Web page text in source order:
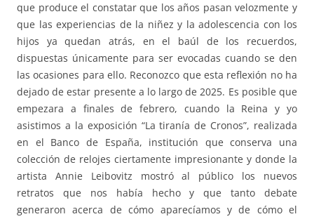
que produce el constatar que los años pasan velozmente y
que las experiencias de la niñez y la adolescencia con los
hijos ya quedan atrás, en el baúl de los recuerdos,
dispuestas únicamente para ser evocadas cuando se den
las ocasiones para ello. Reconozco que esta reflexión no ha
dejado de estar presente a lo largo de 2025. Es posible que
empezara a finales de febrero, cuando la Reina y yo
asistimos a la exposición “La tiranía de Cronos”, realizada
en el Banco de España, institución que conserva una
colección de relojes ciertamente impresionante y donde la
artista Annie Leibovitz mostró al público los nuevos
retratos que nos había hecho y que tanto debate
generaron acerca de cómo aparecíamos y de cómo el